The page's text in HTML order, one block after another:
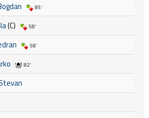
85'
(C) 58'
58'
82'